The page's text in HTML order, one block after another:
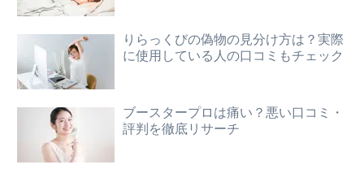
りらっくびの偽物の見分け方は？実際
に使用している人の口コミもチェック
ブースタープロは痛い？悪い口コミ・
評判を徹底リサーチ